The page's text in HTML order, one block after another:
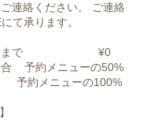
連絡ください。 ご連絡
て承ります。
間前まで ¥0
合 予約メニューの50%
約メニューの100%